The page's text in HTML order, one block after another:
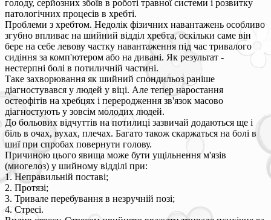
голоду, серйозних збоїв в роботі травної системи і розвитку
патологічних процесів в хребті.
Проблеми з хребтом. Недолік фізичних навантажень особливо
згубно впливає на шийний відділ хребта, оскільки саме він
бере на себе левову частку навантаження під час тривалого
сидіння за комп'ютером або на дивані. Як результат -
нестерпні болі в потиличній частині.
Таке захворювання як шийний спондильоз раніше
діагностувався у людей у віці. Але тепер наростання
остеофітів на хребцях і переродження зв'язок масово
діагностують у зовсім молодих людей.
До больових відчуттів на потилиці зазвичай додаються ще і
біль в очах, вухах, плечах. Багато також скаржаться на болі в
шиї при спробах повернути голову.
Причиною цього явища може бути ущільнення м'язів
(миогелоз) у шийному відділі при:
1. Неправильній поставі;
2. Протязі;
3. Тривале перебування в незручній позі;
4. Стресі.